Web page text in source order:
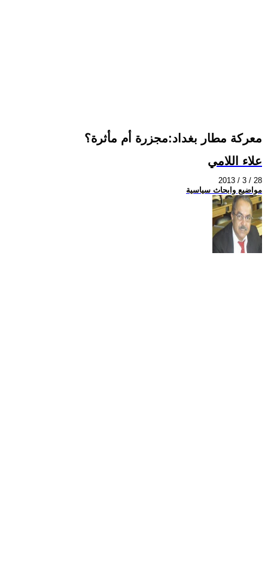
معركة مطار بغداد:مجزرة أم مأثرة؟
علاء اللامي
2013 / 3 / 28
مواضيع وابحاث سياسية